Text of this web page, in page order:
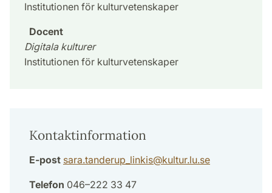
Institutionen för kulturvetenskaper
Docent
Digitala kulturer
Institutionen för kulturvetenskaper
Kontaktinformation
E-post sara.tanderup_linkis@kultur.lu.se
Telefon 046–222 33 47